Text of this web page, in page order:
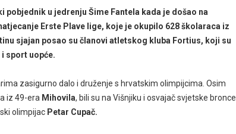
u jedrenju Šime Fantela kada je došao na
Erste Plave lige, koje je okupilo 628 školaraca iz
sjajan posao su članovi atletskog kluba Fortius, koji su
sport uopće.
zasigurno dalo i druženje s hrvatskim olimpijcima. Osim
iz 49-era Mihovila, bili su na Višnjiku i osvajač svjetske bronce
olimpijac Petar Cupač.